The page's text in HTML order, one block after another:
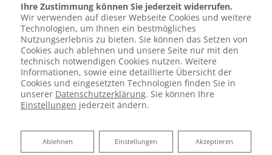
Ihre Zustimmung können Sie jederzeit widerrufen.
Wir verwenden auf dieser Webseite Cookies und weitere
Technologien, um Ihnen ein bestmögliches
Nutzungserlebnis zu bieten. Sie können das Setzen von
Cookies auch ablehnen und unsere Seite nur mit den
technisch notwendigen Cookies nutzen. Weitere
Informationen, sowie eine detaillierte Übersicht der
Cookies und eingesetzten Technologien finden Sie in
unserer Datenschutzerklärung. Sie können Ihre
Einstellungen jederzeit ändern.
Akzeptieren
Einstellungen
Ablehnen
Ablehnen